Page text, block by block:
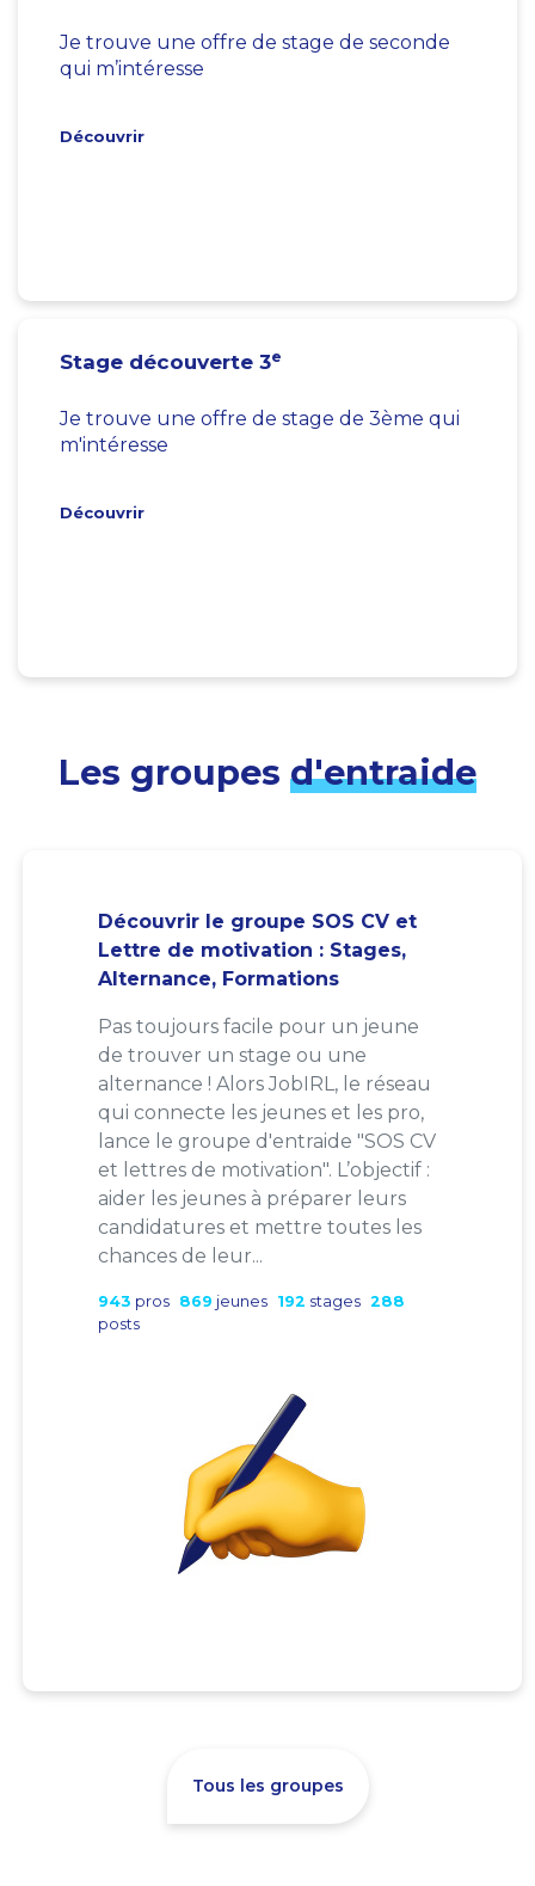
Je trouve une offre de stage de seconde
qui m’intéresse
Découvrir
Stage découverte 3e
Je trouve une offre de stage de 3ème qui
m'intéresse
Découvrir
Les groupes d'entraide
Découvrir le groupe SOS CV et
Lettre de motivation : Stages,
Alternance, Formations
Pas toujours facile pour un jeune
de trouver un stage ou une
alternance ! Alors JobIRL, le réseau
qui connecte les jeunes et les pro,
lance le groupe d'entraide "SOS CV
et lettres de motivation". L’objectif :
aider les jeunes à préparer leurs
candidatures et mettre toutes les
chances de leur...
943 pros 869 jeunes 192 stages 288
posts
Tous les groupes